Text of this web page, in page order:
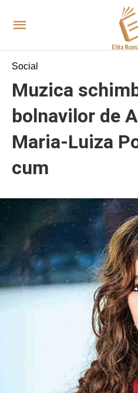
Social
Muzica
bolnavilor de
Maria-Luiza
cum